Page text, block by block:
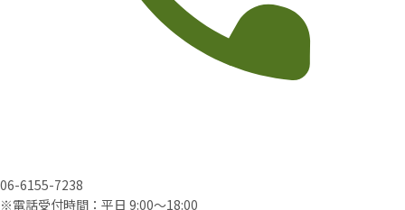
06-6155-7238
※電話受付時間：平日 9:00〜18:00